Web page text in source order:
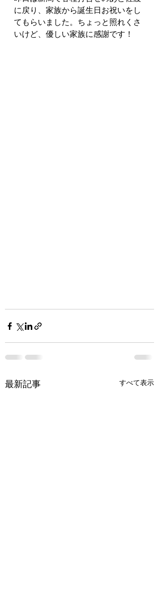
に戻り、家族から誕生日お祝いをし
てもらいました。ちょっと照れくさ
いけど、優しい家族に感謝です！
最新記事 すべて表示